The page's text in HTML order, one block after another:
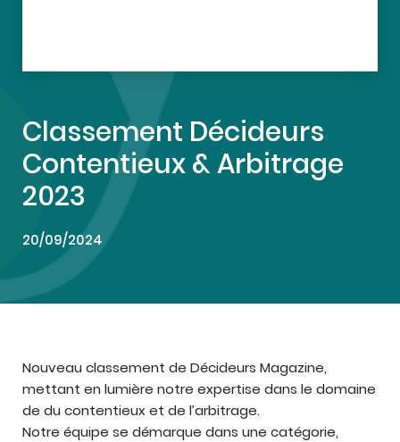
Classement Décideurs
Contentieux & Arbitrage
2023
20/09/2024
Nouveau classement de Décideurs Magazine,
mettant en lumière notre expertise dans le domaine
de du contentieux et de l’arbitrage.
Notre équipe se démarque dans une catégorie,